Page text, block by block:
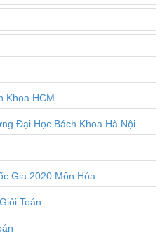
Khoa HCM
Đại Học Bách Khoa Hà Nội
Gia 2020 Môn Hóa
Toán